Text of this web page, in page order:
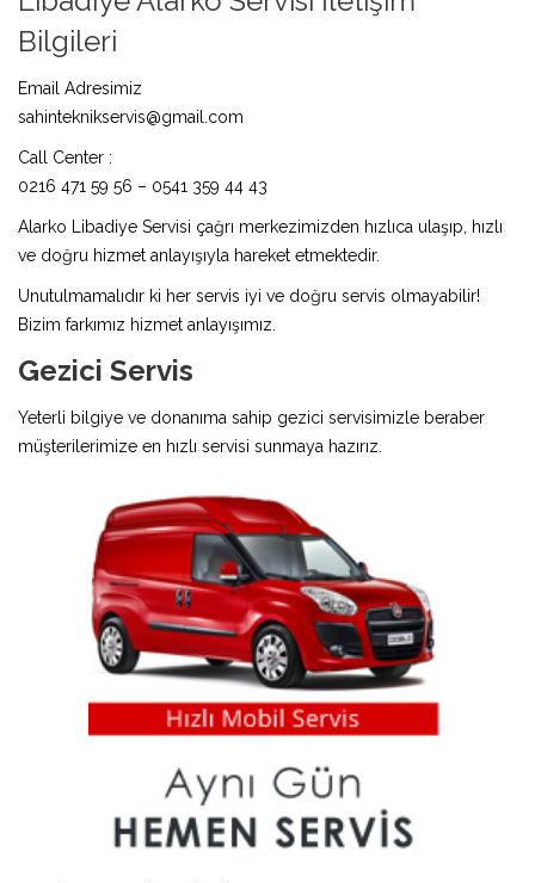
Bilgileri
Email Adresimiz
sahinteknikservis@gmail.com
Call Center :
0216 471 59 56 – 0541 359 44 43
Alarko Libadiye Servisi çağrı merkezimizden hızlıca ulaşıp, hızlı
ve doğru hizmet anlayışıyla hareket etmektedir.
Unutulmamalıdır ki her servis iyi ve doğru servis olmayabilir!
Bizim farkımız hizmet anlayışımız.
Gezici Servis
Yeterli bilgiye ve donanıma sahip gezici servisimizle beraber
müşterilerimize en hızlı servisi sunmaya hazırız.